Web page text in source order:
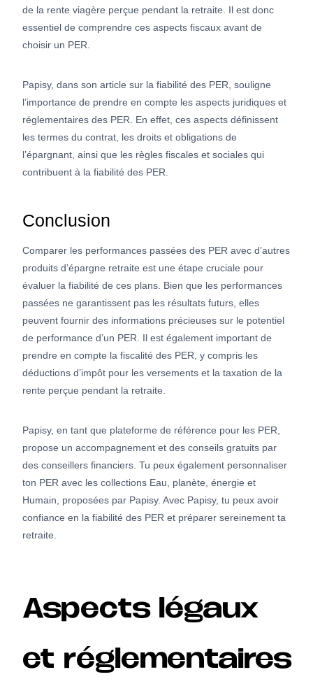
de la rente viagère perçue pendant la retraite. Il est donc
essentiel de comprendre ces aspects fiscaux avant de
choisir un PER.
Papisy, dans son article sur la fiabilité des PER, souligne
l’importance de prendre en compte les aspects juridiques et
réglementaires des PER. En effet, ces aspects définissent
les termes du contrat, les droits et obligations de
l’épargnant, ainsi que les règles fiscales et sociales qui
contribuent à la fiabilité des PER.
Conclusion
Comparer les performances passées des PER avec d’autres
produits d’épargne retraite est une étape cruciale pour
évaluer la fiabilité de ces plans. Bien que les performances
passées ne garantissent pas les résultats futurs, elles
peuvent fournir des informations précieuses sur le potentiel
de performance d’un PER. Il est également important de
prendre en compte la fiscalité des PER, y compris les
déductions d’impôt pour les versements et la taxation de la
rente perçue pendant la retraite.
Papisy, en tant que plateforme de référence pour les PER,
propose un accompagnement et des conseils gratuits par
des conseillers financiers. Tu peux également personnaliser
ton PER avec les collections Eau, planète, énergie et
Humain, proposées par Papisy. Avec Papisy, tu peux avoir
confiance en la fiabilité des PER et préparer sereinement ta
retraite.
Aspects légaux
et réglementaires